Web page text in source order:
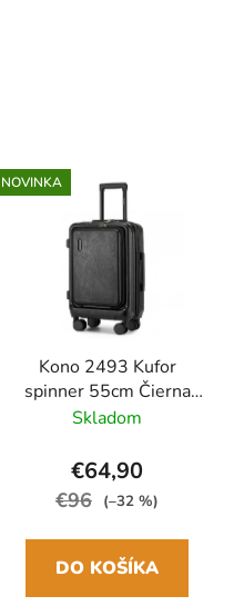
NOVINKA
Kono 2493 Kufor
spinner 55cm Čierna
ABS/Polykarbonát
Skladom
€64,90
€96 (–32 %)
DO KOŠÍKA